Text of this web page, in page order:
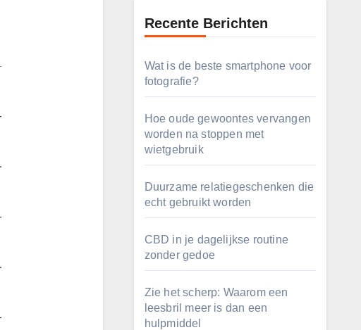
Recente Berichten
Wat is de beste smartphone voor
fotografie?
Hoe oude gewoontes vervangen
worden na stoppen met
wietgebruik
Duurzame relatiegeschenken die
echt gebruikt worden
CBD in je dagelijkse routine
zonder gedoe
Zie het scherp: Waarom een
leesbril meer is dan een
hulpmiddel